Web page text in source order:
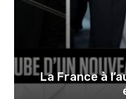
La France à